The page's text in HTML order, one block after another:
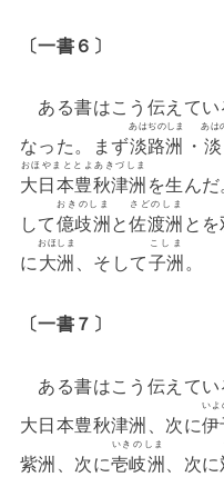
〔一書６〕
ある書はこう伝えて
なった。まず淡路洲
あはぢのしま
・
あは
大日本豊秋津洲
おほやまととよあきづしま
を生ん
して億歧洲
おきのしま
と佐渡洲
さどのしま
と
に大洲
おほしま
、そして子洲
こしま
。
〔一書７〕
ある書はこう伝えて
大日本豊秋津洲、次に
いよ
紫洲、次に壱岐洲
いきのしま
、次に